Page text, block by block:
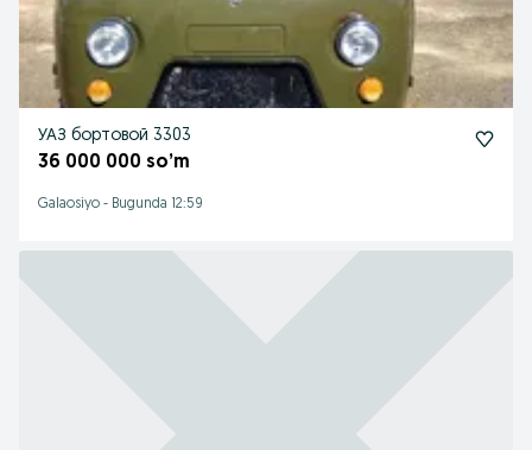
УАЗ бортовой 3303
36 000 000 so’m
Galaosiyo - Bugunda 12:59